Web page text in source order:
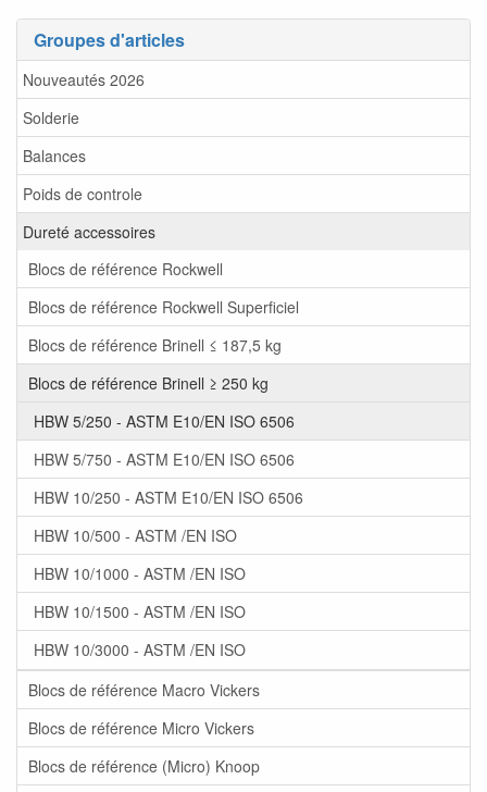
Groupes d'articles
Nouveautés 2026
Solderie
Balances
Poids de controle
Dureté accessoires
Blocs de référence Rockwell
Blocs de référence Rockwell Superficiel
Blocs de référence Brinell ≤ 187,5 kg
Blocs de référence Brinell ≥ 250 kg
HBW 5/250 - ASTM E10/EN ISO 6506
HBW 5/750 - ASTM E10/EN ISO 6506
HBW 10/250 - ASTM E10/EN ISO 6506
HBW 10/500 - ASTM /EN ISO
HBW 10/1000 - ASTM /EN ISO
HBW 10/1500 - ASTM /EN ISO
HBW 10/3000 - ASTM /EN ISO
Blocs de référence Macro Vickers
Blocs de référence Micro Vickers
Blocs de référence (Micro) Knoop